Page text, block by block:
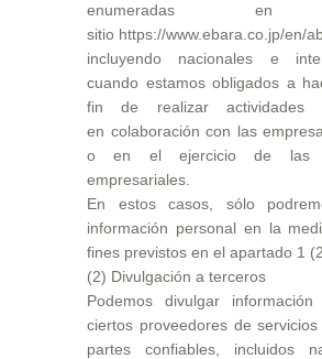
enumeradas en
sitio https://www.ebara.co.jp/en/
incluyendo nacionales e
cuando estamos obligados a
fin de realizar actividades
en colaboración con las
o en el ejercicio de las
empresariales.
En estos casos, sólo
información personal en la
fines previstos en el apartado 1
(2) Divulgación a terceros
Podemos divulgar
ciertos proveedores de
partes confiables, incluidos